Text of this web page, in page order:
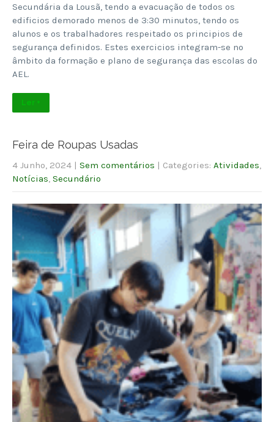
Secundária da Lousã, tendo a evacuação de todos os
edificios demorado menos de 3:30 minutos, tendo os
alunos e os trabalhadores respeitado os principios de
segurança definidos. Estes exercicios integram-se no
âmbito da formação e plano de segurança das escolas do
AEL.
Ler +
Feira de Roupas Usadas
4 Junho, 2024 | Sem comentários | Categories: Atividades
Notícias Secundário